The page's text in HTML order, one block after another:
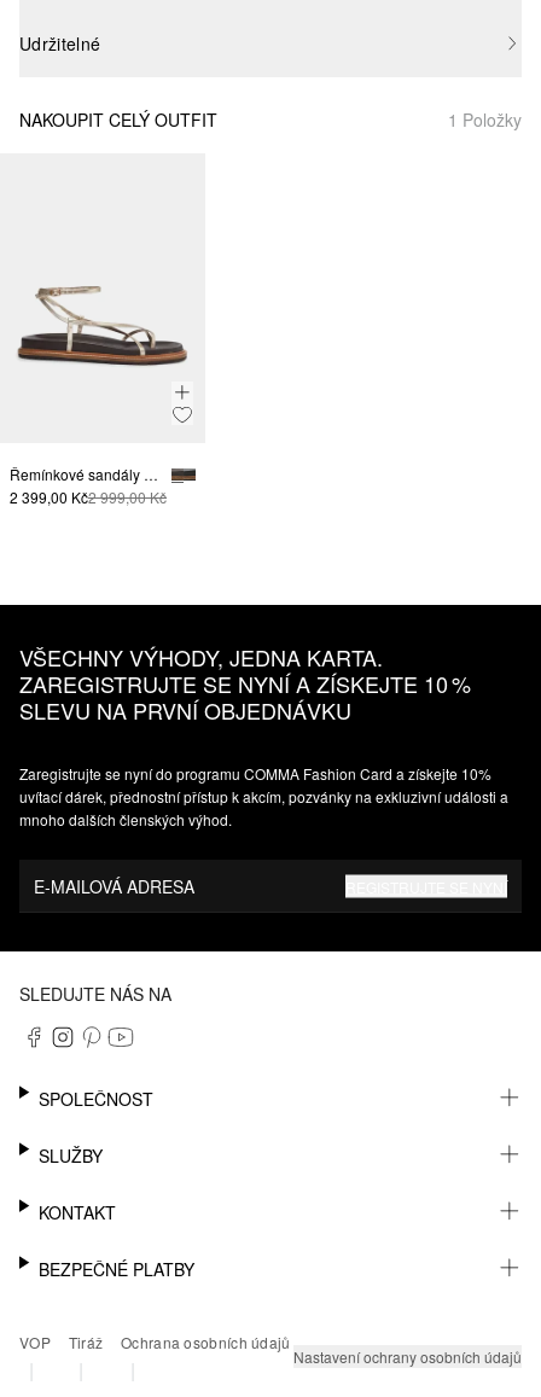
Udržitelné
NAKOUPIT CELÝ OUTFIT 1 Položky
Řemínkové sandály z hladké usně
2 399,00 Kč2 999,00 Kč
VŠECHNY VÝHODY, JEDNA KARTA.
ZAREGISTRUJTE SE NYNÍ A ZÍSKEJTE 10 %
SLEVU NA PRVNÍ OBJEDNÁVKU
Zaregistrujte se nyní do programu COMMA Fashion Card a získejte 10%
uvítací dárek, přednostní přístup k akcím, pozvánky na exkluzivní události a
mnoho dalších členských výhod.
E-MAILOVÁ ADRESA
SLEDUJTE NÁS NA
SPOLEČNOST
KARIÉRA
SLUŽBY
NEWSLETTER
SEZNAM PŘÁNÍ
ČASTÉ OTÁZKY
KONTAKT
PODPORA
BEZPEČNÉ PLATBY
KLARNA
VOP
|
Tiráž
|
Ochrana osobních údajů
| Nastavení ochrany osobních údajů